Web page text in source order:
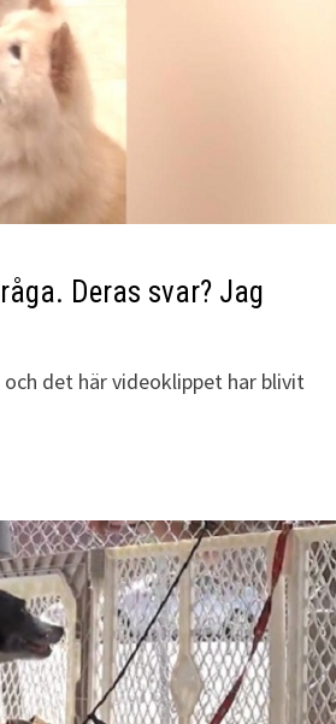
Deras svar? Jag
det här videoklippet har blivit